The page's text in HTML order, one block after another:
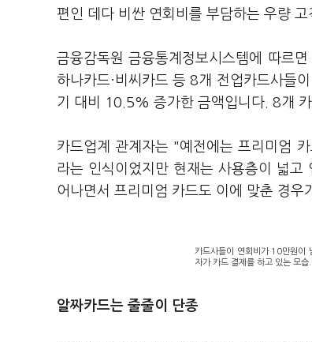
편인 데다 비싼 연회비를 부담하는 우량
금융감독원 금융통계정보시스템에 따르면
하나카드·비씨카드 등 8개 전업카드사들
기 대비 10.5% 증가한 금액입니다. 8개
카드업계 관계자는 "예전에는 프리미엄
라는 인식이었지만 현재는 사용층이 넓
어나면서 프리미엄 카드도 이에 맞춘 경우
카드사들이 연회비가 10만원이
자가 카드 결제를 하고 있는 모
알짜카드는 줄줄이 단종